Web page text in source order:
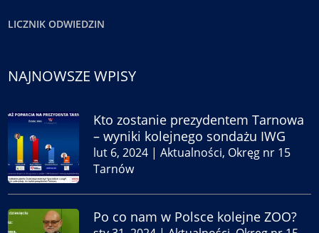
LICZNIK ODWIEDZIN
NAJNOWSZE WPISY
Kto zostanie prezydentem Tarnowa
– wyniki kolejnego sondażu IWG
lut 6, 2024 |Aktualności, Okręg nr 15
Tarnów
Po co nam w Polsce kolejne ZOO?